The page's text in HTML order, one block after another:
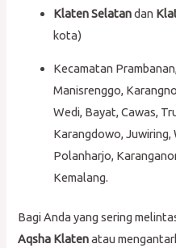
Klaten Selatandan
kota)
Kecamatan
Manisrenggo,
Wedi, Bayat, Cawas,
Karangdowo, Juwiring,
Polanharjo,
Kemalang.
Bagi Anda yang sering
Aqsha Klatenatau